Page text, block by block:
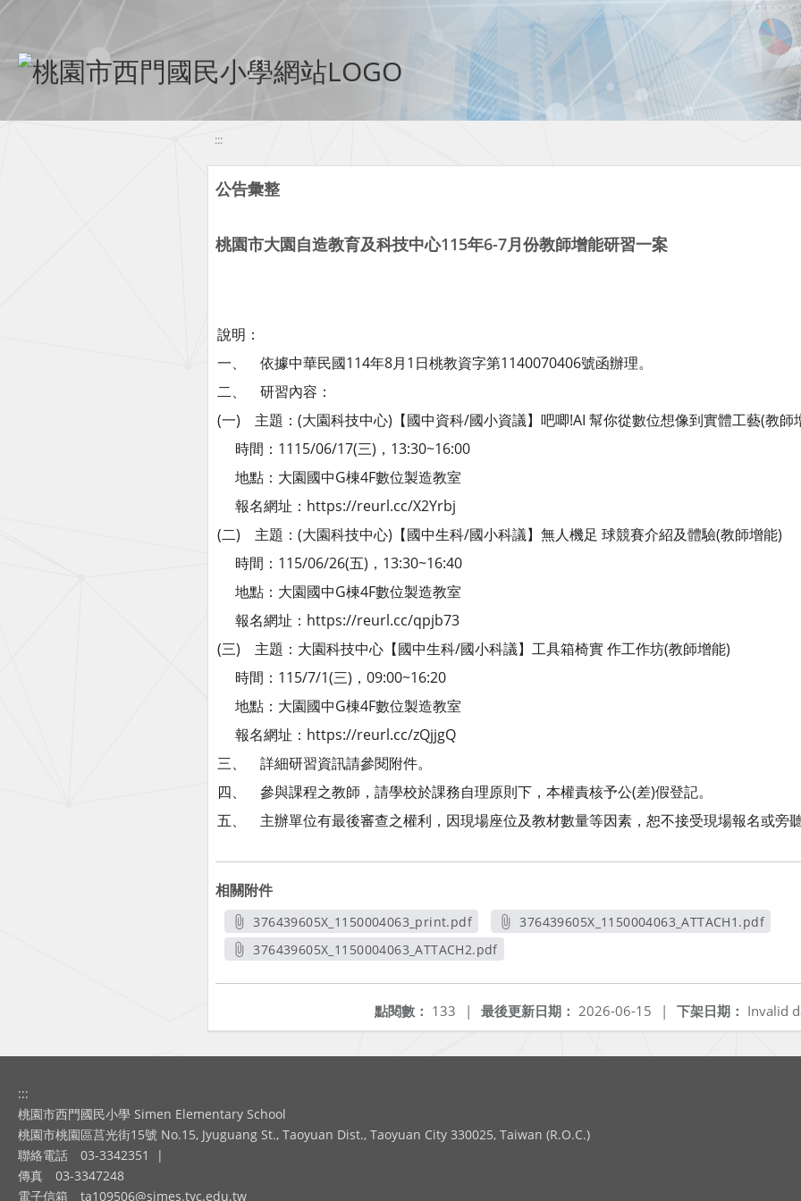
移至網頁之主要內容區位置
:::
公告彙整
桃園市大園自造教育及科技中心115年6-7月份教師增能研習一案
說明：
一、 依據中華民國114年8月1日桃教資字第1140070406號函辦理。
二、 研習內容：
(一) 主題：(大園科技中心)【國中資科/國小資議】吧唧!AI 幫你從數位想像到實體工藝(教師
時間：1115/06/17(三)，13:30~16:00
地點：大園國中G棟4F數位製造教室
報名網址：https://reurl.cc/X2Yrbj
(二) 主題：(大園科技中心)【國中生科/國小科議】無人機足 球競賽介紹及體驗(教師增能)
時間：115/06/26(五)，13:30~16:40
地點：大園國中G棟4F數位製造教室
報名網址：https://reurl.cc/qpjb73
(三) 主題：大園科技中心【國中生科/國小科議】工具箱椅實 作工作坊(教師增能)
時間：115/7/1(三)，09:00~16:20
地點：大園國中G棟4F數位製造教室
報名網址：https://reurl.cc/zQjjgQ
三、 詳細研習資訊請參閱附件。
四、 參與課程之教師，請學校於課務自理原則下，本權責核予公(差)假登記。
五、 主辦單位有最後審查之權利，因現場座位及教材數量等因素，恕不接受現場報名或旁
相關附件
376439605X_1150004063_print.pdf
另開新視窗
376439605X_1150004063_ATTACH1.pdf
376439605X_1150004063_ATTACH2.pdf
下架日期： Invalid
最後更新日期： 2026-06-15 |
點閱數： 133 |
:::
桃園市西門國民小學 Simen Elementary School
桃園市桃園區莒光街15號 No.15, Jyuguang St., Taoyuan Dist., Taoyuan City 330025, Taiwan (R.O.C.)
聯絡電話
03-3342351
|
傳真
03-3347248
電子信箱
ta109506@simes.tyc.edu.tw